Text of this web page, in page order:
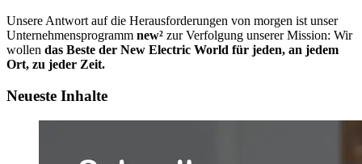
Unsere Antwort auf die Herausforderungen von morgen ist unser
Unternehmensprogramm new² zur Verfolgung unserer Mission: Wir
wollen das Beste der New Electric World für jeden, an jedem
Ort, zu jeder Zeit.
Neueste Inhalte